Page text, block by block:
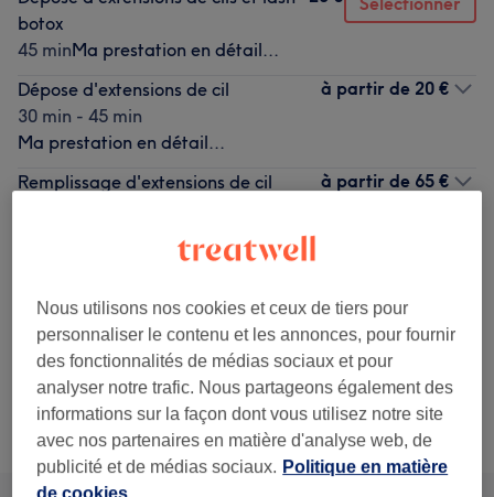
botox
45 minMa prestation en détail...
Dépose d'extensions de cil
30 min - 45 min
Ma prestation en détail...
à partir de 20 €
Remplissage d'extensions de cil
à partir de 65 €
Pose d'extensions de cil « Pose cil à
2 hMa prestation en détail...
Voir 1 plus de prestations correspondantes...
Ce n'est pas ce que vous recherchiez ?
Recherchez dans notre liste de prestations
Nous utilisons nos cookies et ceux de tiers pour
personnaliser le contenu et les annonces, pour fournir
des fonctionnalités de médias sociaux et pour
analyser notre trafic. Nous partageons également des
informations sur la façon dont vous utilisez notre site
avec nos partenaires en matière d'analyse web, de
publicité et de médias sociaux. Politique en matière